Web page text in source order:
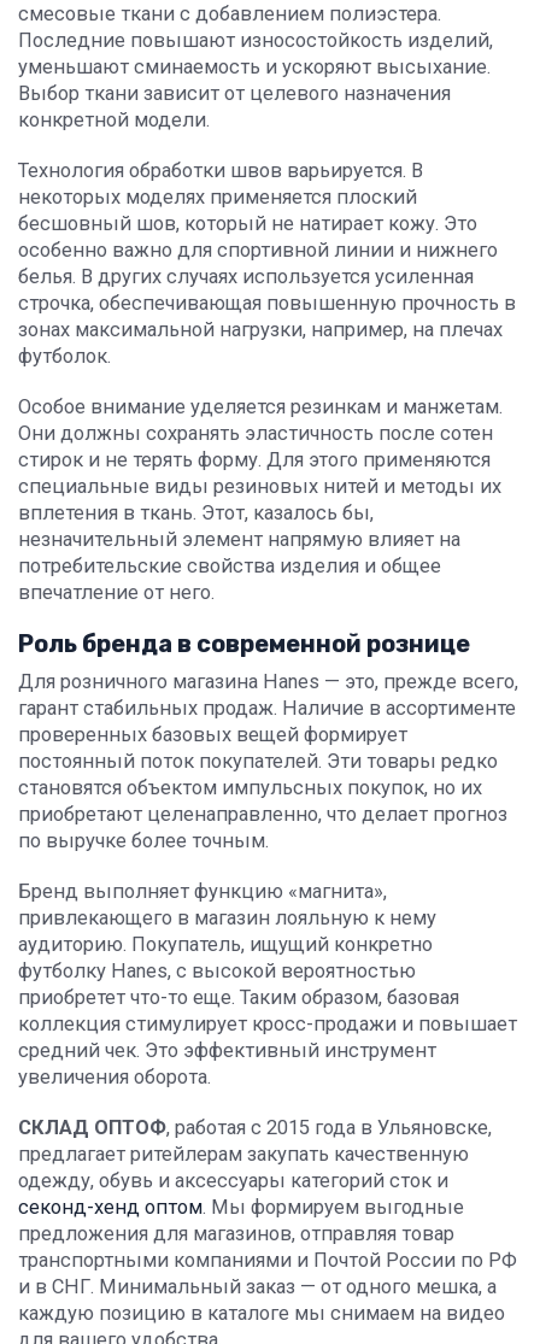
смесовые ткани с добавлением полиэстера.
Последние повышают износостойкость изделий,
уменьшают сминаемость и ускоряют высыхание.
Выбор ткани зависит от целевого назначения
конкретной модели.
Технология обработки швов варьируется. В
некоторых моделях применяется плоский
бесшовный шов, который не натирает кожу. Это
особенно важно для спортивной линии и нижнего
белья. В других случаях используется усиленная
строчка, обеспечивающая повышенную прочность в
зонах максимальной нагрузки, например, на плечах
футболок.
Особое внимание уделяется резинкам и манжетам.
Они должны сохранять эластичность после сотен
стирок и не терять форму. Для этого применяются
специальные виды резиновых нитей и методы их
вплетения в ткань. Этот, казалось бы,
незначительный элемент напрямую влияет на
потребительские свойства изделия и общее
впечатление от него.
Роль бренда в современной рознице
Для розничного магазина Hanes — это, прежде всего,
гарант стабильных продаж. Наличие в ассортименте
проверенных базовых вещей формирует
постоянный поток покупателей. Эти товары редко
становятся объектом импульсных покупок, но их
приобретают целенаправленно, что делает прогноз
по выручке более точным.
Бренд выполняет функцию «магнита»,
привлекающего в магазин лояльную к нему
аудиторию. Покупатель, ищущий конкретно
футболку Hanes, с высокой вероятностью
приобретет что-то еще. Таким образом, базовая
коллекция стимулирует кросс-продажи и повышает
средний чек. Это эффективный инструмент
увеличения оборота.
СКЛАД ОПТОФ, работая с 2015 года в Ульяновске,
предлагает ритейлерам закупать качественную
одежду, обувь и аксессуары категорий сток и
секонд-хенд оптом. Мы формируем выгодные
предложения для магазинов, отправляя товар
транспортными компаниями и Почтой России по РФ
и в СНГ. Минимальный заказ — от одного мешка, а
каждую позицию в каталоге мы снимаем на видео